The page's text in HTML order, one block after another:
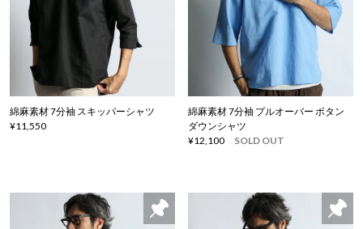
綿麻素材 7分袖 スキッパーシャツ
¥11,550
綿麻素材 7分袖 プルオーバー ボタン
ダウンシャツ
¥12,100
SOLD OUT